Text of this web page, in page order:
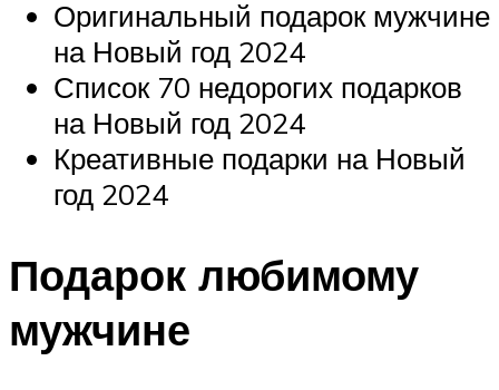
Оригинальный подарок мужчине
на Новый год 2024
Список 70 недорогих подарков
на Новый год 2024
Креативные подарки на Новый
год 2024
Подарок любимому
мужчине